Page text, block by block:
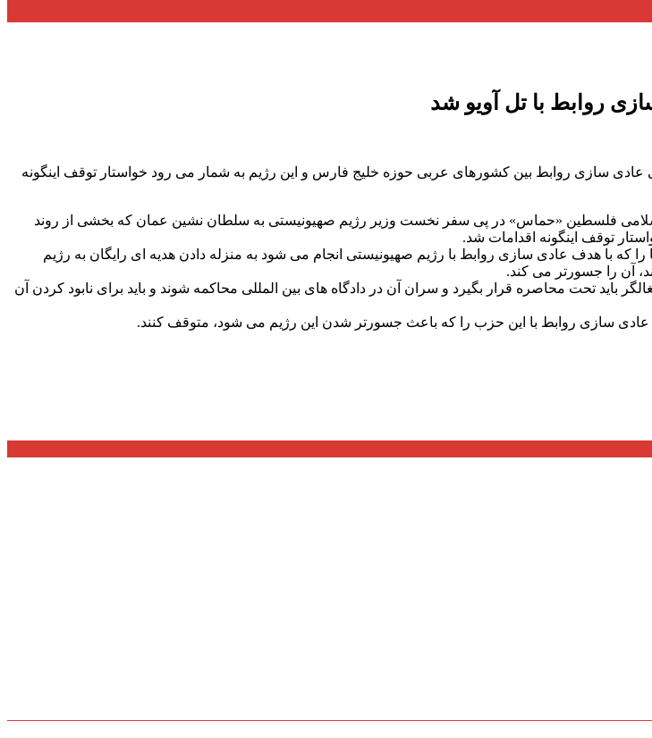
روابط با تل آویو شد
سازی روابط بین کشورهای عربی حوزه خلیج فارس و این رژیم به شمار می رود خواستار توقف اینگونه
فلسطین «حماس» در پی سفر نخست وزیر رژیم صهیونیستی به سلطان نشین عمان که بخشی از روند
توقف اینگونه اقدامات شد.
را که با هدف عادی سازی روابط با رژیم صهیونیستی انجام می شود به منزله دادن هدیه ای رایگان به رژیم
آن را جسورتر می کند.
باید تحت محاصره قرار بگیرد و سران آن در دادگاه های بین المللی محاکمه شوند و باید برای نابود کردن آن
عادی سازی روابط با این حزب را که باعث جسورتر شدن این رژیم می شود، متوقف کنند.